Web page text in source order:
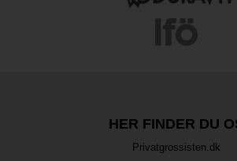
HER FINDER DU
Privatgrossisten.dk